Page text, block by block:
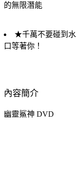
的無限潛能
★千萬不要碰到水
口等著你！
內容簡介
幽靈鯊神 DVD